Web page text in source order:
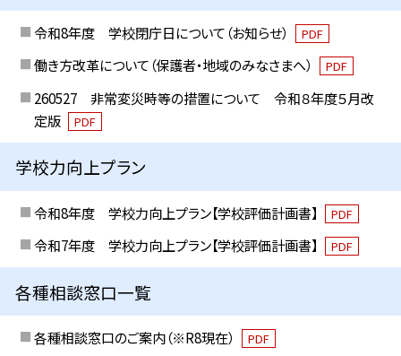
令和8年度 学校閉庁日について（お知らせ） PDF
働き方改革について（保護者・地域のみなさまへ） PDF
260527 非常変災時等の措置について 令和８年度５月改
定版
PDF
学校力向上プラン
令和8年度 学校力向上プラン【学校評価計画書】 PDF
令和7年度 学校力向上プラン【学校評価計画書】 PDF
各種相談窓口一覧
各種相談窓口のご案内（※R8現在） PDF